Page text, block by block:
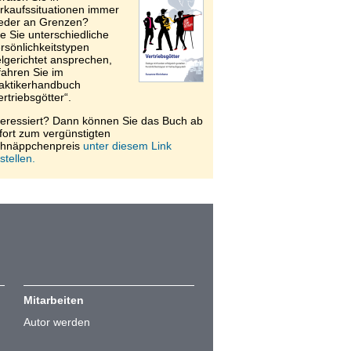
immer
an Grenzen?
Sie unterschiedliche
ansprechen,
Sie im
Dann können Sie das Buch ab
zum vergünstigten
unter diesem Link
Mitarbeiten
Autor werden